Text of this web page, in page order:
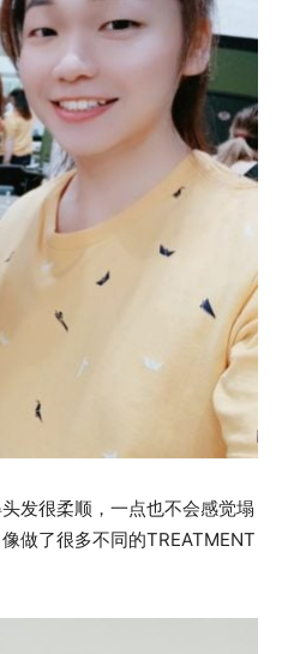
发很柔顺，一点也不会感觉塌
做了很多不同的TREATMENT